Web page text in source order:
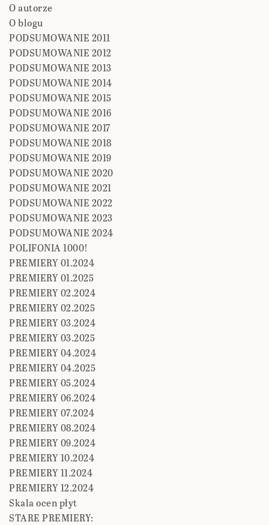
O autorze
O blogu
PODSUMOWANIE 2011
PODSUMOWANIE 2012
PODSUMOWANIE 2013
PODSUMOWANIE 2014
PODSUMOWANIE 2015
PODSUMOWANIE 2016
PODSUMOWANIE 2017
PODSUMOWANIE 2018
PODSUMOWANIE 2019
PODSUMOWANIE 2020
PODSUMOWANIE 2021
PODSUMOWANIE 2022
PODSUMOWANIE 2023
PODSUMOWANIE 2024
POLIFONIA 1000!
PREMIERY 01.2024
PREMIERY 01.2025
PREMIERY 02.2024
PREMIERY 02.2025
PREMIERY 03.2024
PREMIERY 03.2025
PREMIERY 04.2024
PREMIERY 04.2025
PREMIERY 05.2024
PREMIERY 06.2024
PREMIERY 07.2024
PREMIERY 08.2024
PREMIERY 09.2024
PREMIERY 10.2024
PREMIERY 11.2024
PREMIERY 12.2024
Skala ocen płyt
STARE PREMIERY: